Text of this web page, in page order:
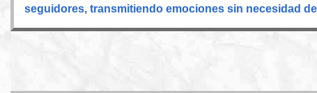
seguidores, transmitiendo emociones sin necesidad